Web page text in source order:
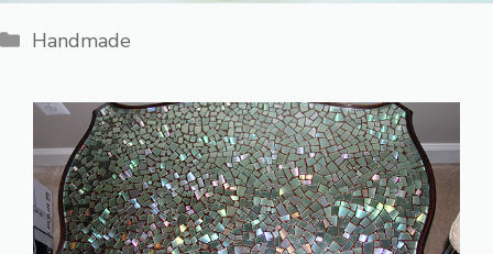
Категории
Handmade